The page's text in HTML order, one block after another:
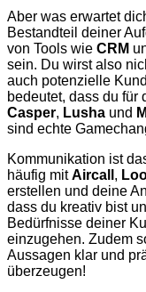
Aber was erwartet
Bestandteil deiner
von Tools wie CRM
sein. Du wirst also
auch potenzielle
bedeutet, dass du für
Casper, Lusha und
sind echte
Kommunikation ist
häufig mitAircall ,
erstellen und deine
dass du kreativ bist
Bedürfnisse deiner
einzugehen. Zudem
Aussagen klar und
überzeugen!